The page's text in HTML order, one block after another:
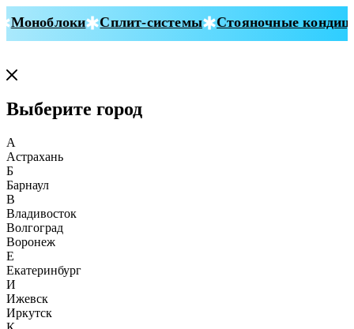
Сплит-системы Стояночные
Выберите город
А
Астрахань
Б
Барнаул
В
Владивосток
Волгоград
Воронеж
Е
Екатеринбург
И
Ижевск
Иркутск